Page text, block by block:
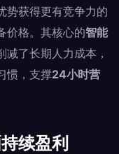
势获得更有竞争力的
价格。其核心的智能
减了长期人力成本，
惯，支撑24小时营
续盈利